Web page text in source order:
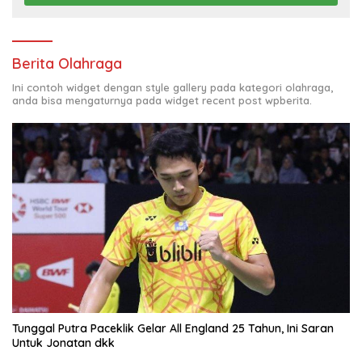
Berita Olahraga
Ini contoh widget dengan style gallery pada kategori olahraga,
anda bisa mengaturnya pada widget recent post wpberita.
Tunggal Putra Paceklik Gelar All England 25 Tahun, Ini Saran
Untuk Jonatan dkk